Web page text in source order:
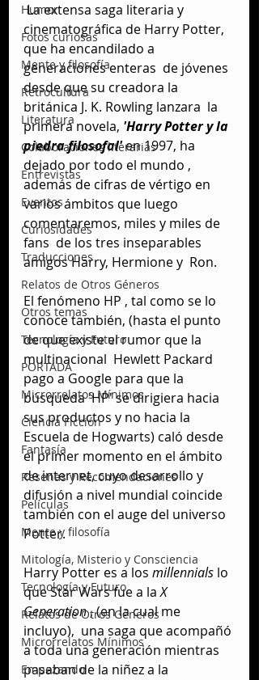
Humor
Fotos curiosas
Mente y filosofía
Retrocultura
Literatura
Colaboraciones literarias
Entrevistas
Eventos
Curiosidades
Traducciones
Relatos de Otros Géneros
Otros temas
Tecnología y Futuro
PORTADA
Microrrelatos Mínimos
Ciencia Ficción
Fantasía
Reseñas y Recomendaciones
Películas
Mente y filosofía
Mitología, Misterio y Consciencia
Tecnología y Futuro
Relatos de Otros Géneros
Microrrelatos Mínimos
Empezando
La extensa saga literaria y
cinematográfica de Harry Potter,
que ha encandilado a
generaciones enteras  de jóvenes
desde que su creadora la
británica J. K. Rowling lanzara  la
primera novela, 'Harry Potter y la
piedra filosofal' en 1997, ha
dejado por todo el mundo ,
además de cifras de vértigo en
varios ámbitos que luego
comentaremos, miles y miles de
fans  de los tres inseparables
amigos Harry, Hermione y  Ron.
El fenómeno HP , tal como se lo
conoce también, (hasta el punto
de que existe el rumor que la
multinacional  Hewlett Packard
pago a Google para que la
búsqueda 'HP' se dirigiera hacia
sus productos y no hacia la
Escuela de Hogwarts) caló desde
el primer momento en el ámbito
de internet, cuyo desarrollo y
difusión a nivel mundial coincide
también con el auge del universo
Potter.
Harry Potter es a los millennials lo
que Star Wars fue a la X
Generation , (en la cual me
incluyo),  una saga que acompañó
a toda una generación mientras
pasaban de la niñez a la